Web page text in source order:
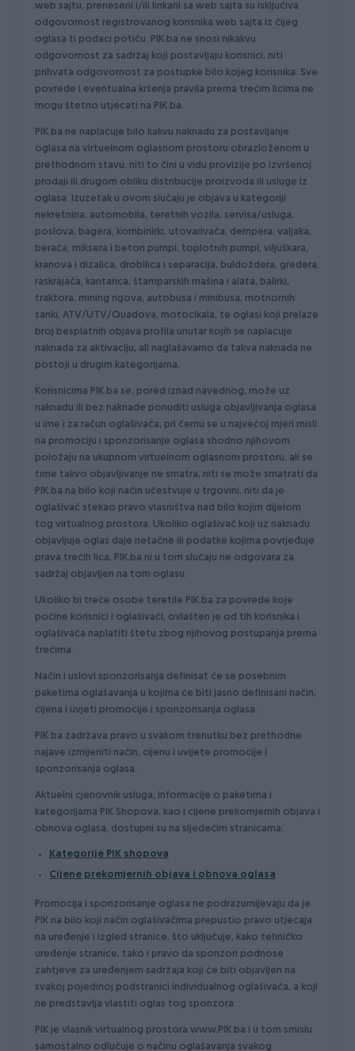
web sajtu, preneseni i/ili linkani sa web sajta su isključiva
odgovornost registrovanog korisnika web sajta iz čijeg
oglasa ti podaci potiču. PIK.ba ne snosi nikakvu
odgovornost za sadržaj koji postavljaju korisnici, niti
prihvata odgovornost za postupke bilo kojeg korisnika. Sve
povrede i eventualna kršenja pravila prema trećim licima ne
mogu štetno utjecati na PIK.ba.
PIK.ba ne naplaćuje bilo kakvu naknadu za postavljanje
oglasa na virtuelnom oglasnom prostoru obrazloženom u
prethodnom stavu, niti to čini u vidu provizije po izvršenoj
prodaji ili drugom obliku distribucije proizvoda ili usluge iz
oglasa. Izuzetak u ovom slučaju je objava u kategoriji
nekretnina, automobila, teretnih vozila, servisa/usluga,
poslova, bagera, kombinirki, utovarivača, dempera, valjaka,
berača, miksera i beton pumpi, toplotnih pumpi, viljuškara,
kranova i dizalica, drobilica i separacija, buldoždera, gredera,
raskrajača, kantarica, štamparskih mašina i alata, balirki,
traktora, mining rigova, autobusa i minibusa, motnornih
sanki, ATV/UTV/Quadova, motocikala, te oglasi koji prelaze
broj besplatnih objava profila unutar kojih se naplaćuje
naknada za aktivaciju, ali naglašavamo da takva naknada ne
postoji u drugim kategorijama.
Korisnicima PIK.ba se, pored iznad navednog, može uz
naknadu ili bez naknade ponuditi usluga objavljivanja oglasa
u ime i za račun oglašivača, pri čemu se u najvećoj mjeri misli
na promociju i sponzorisanje oglasa shodno njihovom
položaju na ukupnom virtuelnom oglasnom prostoru, ali se
time takvo objavljivanje ne smatra, niti se može smatrati da
PIK.ba na bilo koji način učestvuje u trgovini, niti da je
oglašivač stekao pravo vlasništva nad bilo kojim dijelom
tog virtualnog prostora. Ukoliko oglašivač koji uz naknadu
objavljuje oglas daje netačne ili podatke kojima povrjeđuje
prava trećih lica, PIK.ba ni u tom slučaju ne odgovara za
sadržaj objavljen na tom oglasu.
Ukoliko bi treće osobe teretile PIK.ba za povrede koje
počine korisnici i oglašivači, ovlašten je od tih korisnika i
oglašivača naplatiti štetu zbog njihovog postupanja prema
trećima.
Način i uslovi sponzorisanja definisat će se posebnim
paketima oglašavanja u kojima će biti jasno definisani način,
cijena i uvjeti promocije i sponzorisanja oglasa.
PIK.ba zadržava pravo u svakom trenutku bez prethodne
najave izmijeniti način, cijenu i uvijete promocije i
sponzorisanja oglasa.
Aktuelni cjenovnik usluga, informacije o paketima i
kategorijama PIK Shopova, kao i cijene prekomjernih objava i
obnova oglasa, dostupni su na sljedećim stranicama:
Kategorije PIK shopova
Cijene prekomjernih objava i obnova oglasa
Promocija i sponzorisanje oglasa ne podrazumijevaju da je
PIK na bilo koji način oglašivačima prepustio pravo utjecaja
na uređenje i izgled stranice, što uključuje, kako tehničko
uređenje stranice, tako i pravo da sponzori podnose
zahtjeve za uređenjem sadržaja koji će biti objavljen na
svakoj pojedinoj podstranici individualnog oglašivača, a koji
ne predstavlja vlastiti oglas tog sponzora.
PIK je vlasnik virtualnog prostora www.PIK.ba i u tom smislu
samostalno odlučuje o načinu oglašavanja svakog